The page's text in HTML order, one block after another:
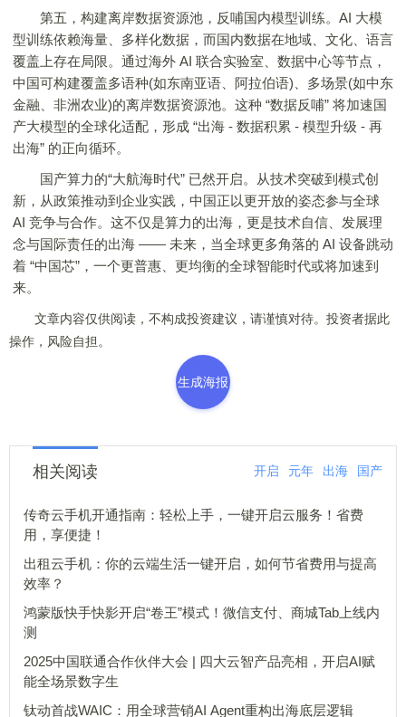
第五，构建离岸数据资源池，反哺国内模型训练。AI 大模
型训练依赖海量、多样化数据，而国内数据在地域、文化、语言
覆盖上存在局限。通过海外 AI 联合实验室、数据中心等节点，
中国可构建覆盖多语种(如东南亚语、阿拉伯语)、多场景(如中东
金融、非洲农业)的离岸数据资源池。这种 “数据反哺” 将加速国
产大模型的全球化适配，形成 “出海 - 数据积累 - 模型升级 - 再
出海” 的正向循环。
国产算力的“大航海时代” 已然开启。从技术突破到模式创
新，从政策推动到企业实践，中国正以更开放的姿态参与全球
AI 竞争与合作。这不仅是算力的出海，更是技术自信、发展理
念与国际责任的出海 —— 未来，当全球更多角落的 AI 设备跳动
着 “中国芯”，一个更普惠、更均衡的全球智能时代或将加速到
来。
文章内容仅供阅读，不构成投资建议，请谨慎对待。投资者据此
操作，风险自担。
生成海报
相关阅读 开启 元年 出海 国产
传奇云手机开通指南：轻松上手，一键开启云服务！省费
用，享便捷！
出租云手机：你的云端生活一键开启，如何节省费用与提高
效率？
鸿蒙版快手快影开启“卷王”模式！微信支付、商城Tab上线内
测
2025中国联通合作伙伴大会 | 四大云智产品亮相，开启AI赋
能全场景数字生
钛动首战WAIC：用全球营销AI Agent重构出海底层逻辑